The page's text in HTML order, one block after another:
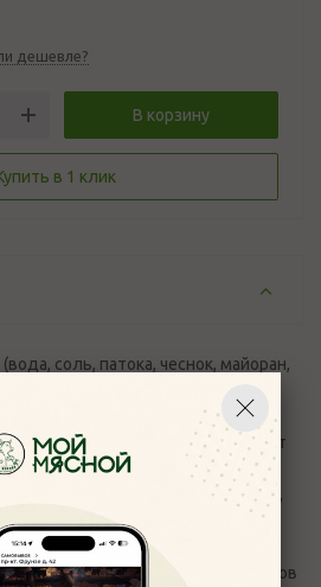
дешевле?
В корзину
в 1 клик
соль, патока, чеснок, майоран,
красный, экстракт дрожжей,
натуральный, регуляторы
лимонная кислота; экстракт
красное вино с тимьяном (смесь
паприка, чили, лимон, тимьян,
красного вина. Пищевая и
(средние значения) 100 г: белки –
703 кДж. Срок годности: 12 часов